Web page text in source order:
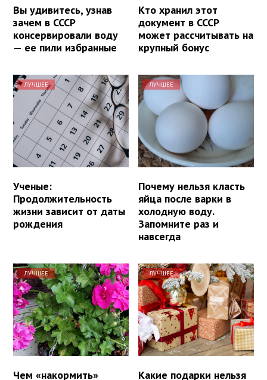
Вы удивитесь, узнав
зачем в СССР
консервировали воду
— ее пили избранные
Кто хранил этот
документ в СССР
может рассчитывать на
крупный бонус
ЛУЧШЕЕ
Ученые:
Продолжительность
жизни зависит от даты
рождения
ЛУЧШЕЕ
Почему нельзя класть
яйца после варки в
холодную воду.
Запомните раз и
навсегда
ЛУЧШЕЕ
Чем «накормить»
ЛУЧШЕЕ
Какие подарки нельзя